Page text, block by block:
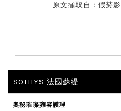
原文擷取自：假菸影
SOTHYS 法國蘇緹
奧秘璀璨雍容護理